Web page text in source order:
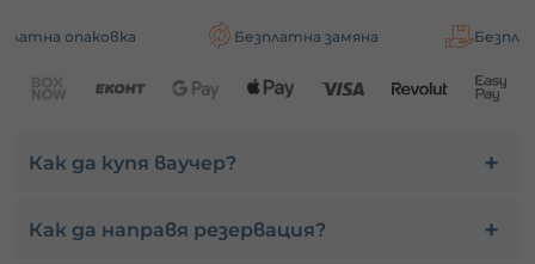
Безплатна замяна Безплатна
Как да купя ваучер?
Как да направя резервация?